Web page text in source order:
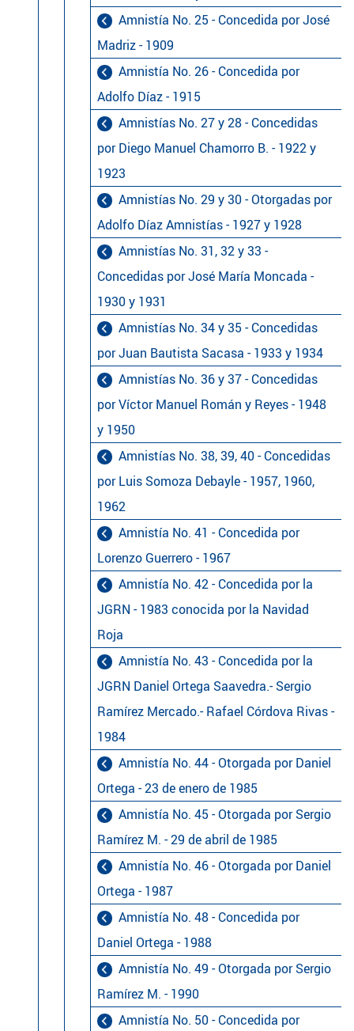
Amnistía No. 25 - Concedida por José
Madriz - 1909
Amnistía No. 26 - Concedida por
Adolfo Díaz - 1915
Amnistías No. 27 y 28 - Concedidas
por Diego Manuel Chamorro B. - 1922 y
1923
Amnistías No. 29 y 30 - Otorgadas por
Adolfo Díaz Amnistías - 1927 y 1928
Amnistías No. 31, 32 y 33 -
Concedidas por José María Moncada -
1930 y 1931
Amnistías No. 34 y 35 - Concedidas
por Juan Bautista Sacasa - 1933 y 1934
Amnistías No. 36 y 37 - Concedidas
por Víctor Manuel Román y Reyes - 1948
y 1950
Amnistías No. 38, 39, 40 - Concedidas
por Luis Somoza Debayle - 1957, 1960,
1962
Amnistía No. 41 - Concedida por
Lorenzo Guerrero - 1967
Amnistía No. 42 - Concedida por la
JGRN - 1983 conocida por la Navidad
Roja
Amnistía No. 43 - Concedida por la
JGRN Daniel Ortega Saavedra.- Sergio
Ramírez Mercado.- Rafael Córdova Rivas -
1984
Amnistía No. 44 - Otorgada por Daniel
Ortega - 23 de enero de 1985
Amnistía No. 45 - Otorgada por Sergio
Ramírez M. - 29 de abril de 1985
Amnistía No. 46 - Otorgada por Daniel
Ortega - 1987
Amnistía No. 48 - Concedida por
Daniel Ortega - 1988
Amnistía No. 49 - Otorgada por Sergio
Ramírez M. - 1990
Amnistía No. 50 - Concedida por